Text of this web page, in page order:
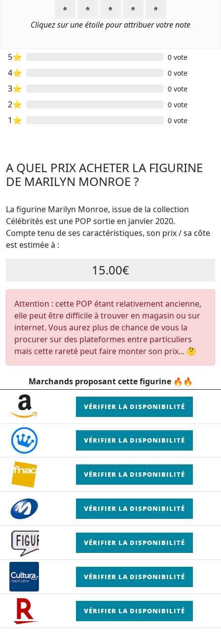
⭐ ⭐ ⭐ ⭐ ⭐
Cliquez sur une étoile pour attribuer votre note
5⭐ 0 vote
4⭐ 0 vote
3⭐ 0 vote
2⭐ 0 vote
1⭐ 0 vote
A QUEL PRIX ACHETER LA FIGURINE
DE MARILYN MONROE ?
La figurine Marilyn Monroe, issue de la collection
Célébrités est une POP sortie en janvier 2020.
Compte tenu de ses caractéristiques, son prix / sa côte
est estimée à :
15.00€
Attention : cette POP étant relativement ancienne,
elle peut être difficile à trouver en magasin ou sur
internet. Vous aurez plus de chance de vous la
procurer sur des plateformes entre particuliers
mais cette rareté peut faire monter son prix... 🤔
Marchands proposant cette figurine 🔥🔥
VÉRIFIER LA DISPONIBILITÉ
VÉRIFIER LA DISPONIBILITÉ
VÉRIFIER LA DISPONIBILITÉ
VÉRIFIER LA DISPONIBILITÉ
VÉRIFIER LA DISPONIBILITÉ
VÉRIFIER LA DISPONIBILITÉ
VÉRIFIER LA DISPONIBILITÉ